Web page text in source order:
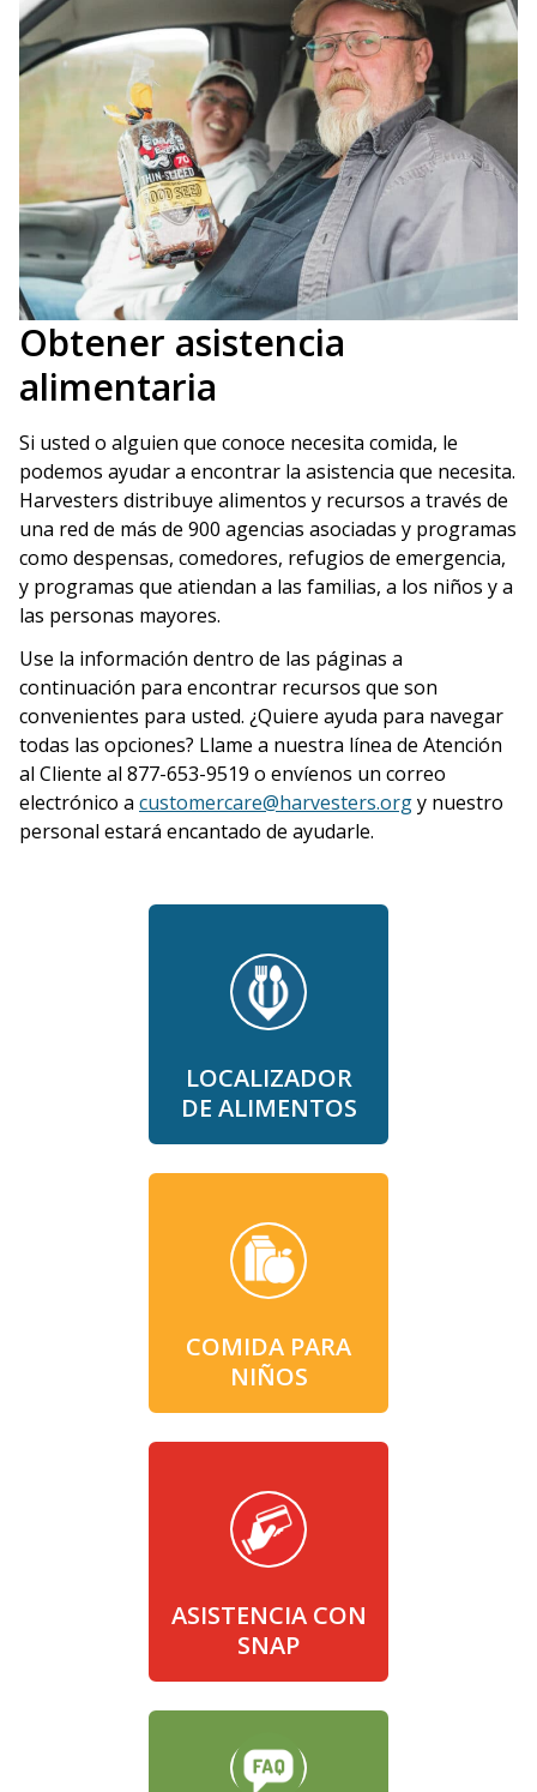
Obtener asistencia
alimentaria
Si usted o alguien que conoce necesita comida, le
podemos ayudar a encontrar la asistencia que necesita.
Harvesters distribuye alimentos y recursos a través de
una red de más de 900 agencias asociadas y programas
como despensas, comedores, refugios de emergencia,
y programas que atiendan a las familias, a los niños y a
las personas mayores.
Use la información dentro de las páginas a
continuación para encontrar recursos que son
convenientes para usted. ¿Quiere ayuda para navegar
todas las opciones? Llame a nuestra línea de Atención
al Cliente al 877-653-9519 o envíenos un correo
electrónico a customercare@harvesters.orgy nuestro
personal estará encantado de ayudarle.
LOCALIZADOR
DE ALIMENTOS
COMIDA PARA
NIÑOS
ASISTENCIA CON
SNAP